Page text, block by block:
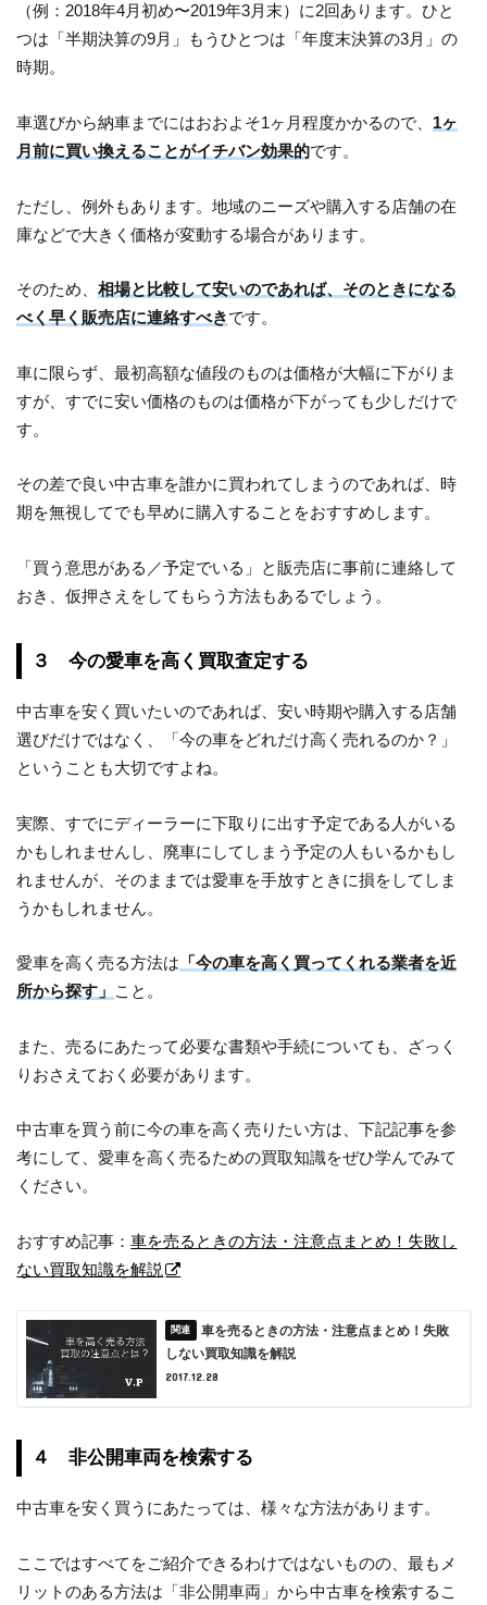
（例：2018年4月初め〜2019年3月末）に2回あります。ひと
つは「半期決算の9月」もうひとつは「年度末決算の3月」の
時期。
車選びから納車までにはおおよそ1ヶ月程度かかるので、 1ヶ
月前に買い換えることがイチバン効果的です。
ただし、例外もあります。地域のニーズや購入する店舗の在
庫などで大きく価格が変動する場合があります。
そのため、相場と比較して安いのであれば、そのときになる
べく早く販売店に連絡すべきです。
車に限らず、最初高額な値段のものは価格が大幅に下がりま
すが、すでに安い価格のものは価格が下がっても少しだけで
す。
その差で良い中古車を誰かに買われてしまうのであれば、時
期を無視してでも早めに購入することをおすすめします。
「買う意思がある／予定でいる」と販売店に事前に連絡して
おき、仮押さえをしてもらう方法もあるでしょう。
３ 今の愛車を高く買取査定する
中古車を安く買いたいのであれば、安い時期や購入する店舗
選びだけではなく、「今の車をどれだけ高く売れるのか？」
ということも大切ですよね。
実際、すでにディーラーに下取りに出す予定である人がいる
かもしれませんし、廃車にしてしまう予定の人もいるかもし
れませんが、そのままでは愛車を手放すときに損をしてしま
うかもしれません。
愛車を高く売る方法は 「今の車を高く買ってくれる業者を近
所から探す」 こと。
また、売るにあたって必要な書類や手続についても、ざっく
りおさえておく必要があります。
中古車を買う前に今の車を高く売りたい方は、下記記事を参
考にして、愛車を高く売るための買取知識をぜひ学んでみて
ください。
おすすめ記事：車を売るときの方法・注意点まとめ！失敗し
ない買取知識を解説
車を売るときの方法・注意点まとめ！失敗
しない買取知識を解説
2017.12.28
４ 非公開車両を検索する
中古車を安く買うにあたっては、様々な方法があります。
ここではすべてをご紹介できるわけではないものの、最もメ
リットのある方法は「非公開車両」から中古車を検索するこ